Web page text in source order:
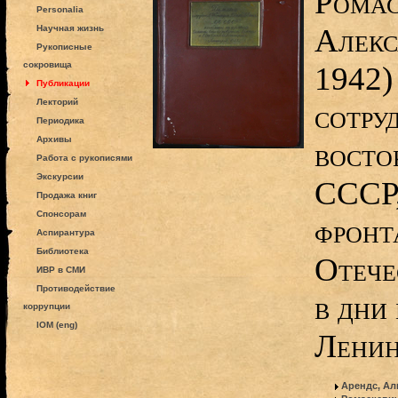
Personalia
Научная жизнь
Рукописные
сокровища
Публикации
Лекторий
Периодика
Архивы
Работа с рукописями
Экскурсии
Продажа книг
Спонсорам
Аспирантура
Библиотека
ИВР в СМИ
Противодействие
коррупции
IOM (eng)
в дни
Арендс,